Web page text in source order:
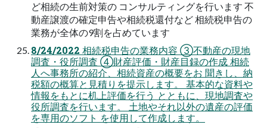
ど相続の生前対策の コンサルティングを行います 不
動産譲渡の確定申告や相続税還付など 相続税申告の
業務が全体の9割を占めています
8/24/2022 相続税申告の業務内容 ③不動産の現地
調査・役所調査 ④財産評価・財産目録の作成 相続
人へ事務所の紹介、相続資産の概要をお 聞きし、納
税額の概算と見積りを提示します。 基本的な資料や
情報をもとに机上評価を行う とともに、現地調査や
役所調査を行います。 土地やそれ以外の遺産の評価
を専用のソフト を使用して作成します。